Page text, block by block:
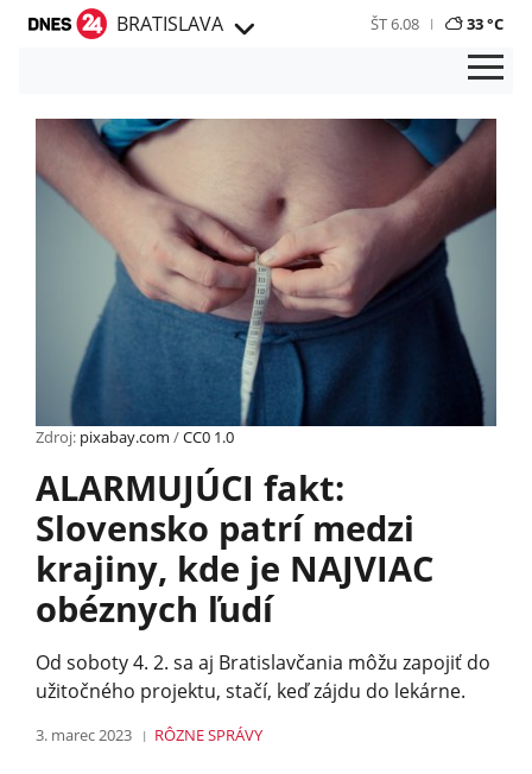
BRATISLAVA ŠT 6.08 33 °C
Zdroj: pixabay.com /CC0 1.0
ALARMUJÚCI fakt:
Slovensko patrí medzi
krajiny, kde je NAJVIAC
obéznych ľudí
Od soboty 4. 2. sa aj Bratislavčania môžu zapojiť do
užitočného projektu, stačí, keď zájdu do lekárne.
3. marec 2023 RÔZNESPRÁVY